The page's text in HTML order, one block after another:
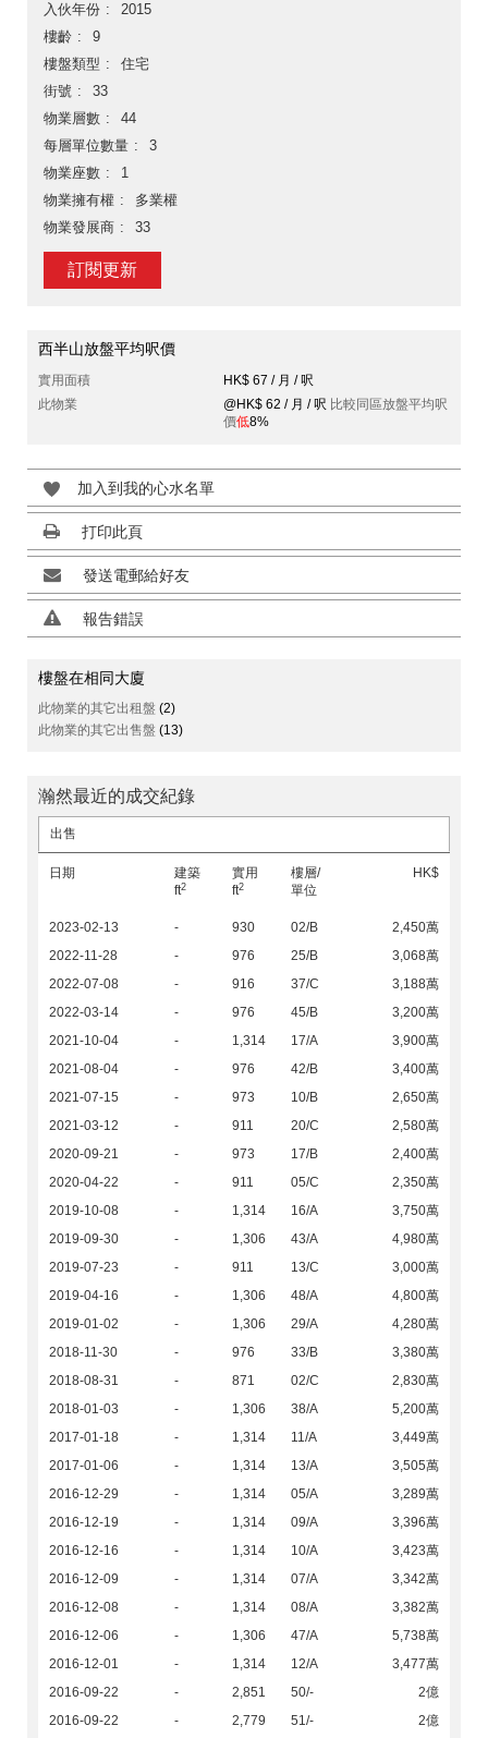
入伙年份
2015
樓齡
9
樓盤類型
住宅
街號
33
物業層數
44
每層單位數量
3
物業座數
1
物業擁有權
多業權
物業發展商
33
訂閱更新
西半山放盤平均呎價
實用面積
HK$ 67 / 月 / 呎
此物業
@HK$ 62 / 月 / 呎 比較同區放盤平均呎
價低8%
加入到我的心水名單
打印此頁
發送電郵給好友
報告錯誤
樓盤在相同大廈
此物業的其它出租盤 (2)
此物業的其它出售盤 (13)
瀚然最近的成交紀錄
出售
日期
建築
ft2
實用
ft2
樓層/
單位
HK$
2023-02-13 - 930 02/B
2,450萬
2022-11-28
- 976 25/B
3,068萬
2022-07-08
- 916 37/C
3,188萬
2022-03-14
- 976 45/B
3,200萬
2021-10-04
- 1,314 17/A
3,900萬
2021-08-04
- 976 42/B
3,400萬
2021-07-15
- 973 10/B
2,650萬
2021-03-12
- 911 20/C
2,580萬
2020-09-21
- 973 17/B
2,400萬
2020-04-22
- 911 05/C
2,350萬
2019-10-08
- 1,314 16/A
3,750萬
2019-09-30
- 1,306 43/A
4,980萬
2019-07-23
- 911 13/C
3,000萬
2019-04-16
- 1,306 48/A
4,800萬
2019-01-02
- 1,306 29/A
4,280萬
2018-11-30
- 976 33/B
3,380萬
2018-08-31
- 871 02/C
2,830萬
2018-01-03
- 1,306 38/A
5,200萬
2017-01-18
- 1,314 11/A
3,449萬
2017-01-06
- 1,314 13/A
3,505萬
2016-12-29
- 1,314 05/A
3,289萬
2016-12-19
- 1,314 09/A
3,396萬
2016-12-16
- 1,314 10/A
3,423萬
2016-12-09
- 1,314 07/A
3,342萬
2016-12-08
- 1,314 08/A
3,382萬
2016-12-06
- 1,306 47/A
5,738萬
2016-12-01
- 1,314 12/A
3,477萬
2016-09-22
- 2,851 50/-
2億
2016-09-22
- 2,779 51/- 2億